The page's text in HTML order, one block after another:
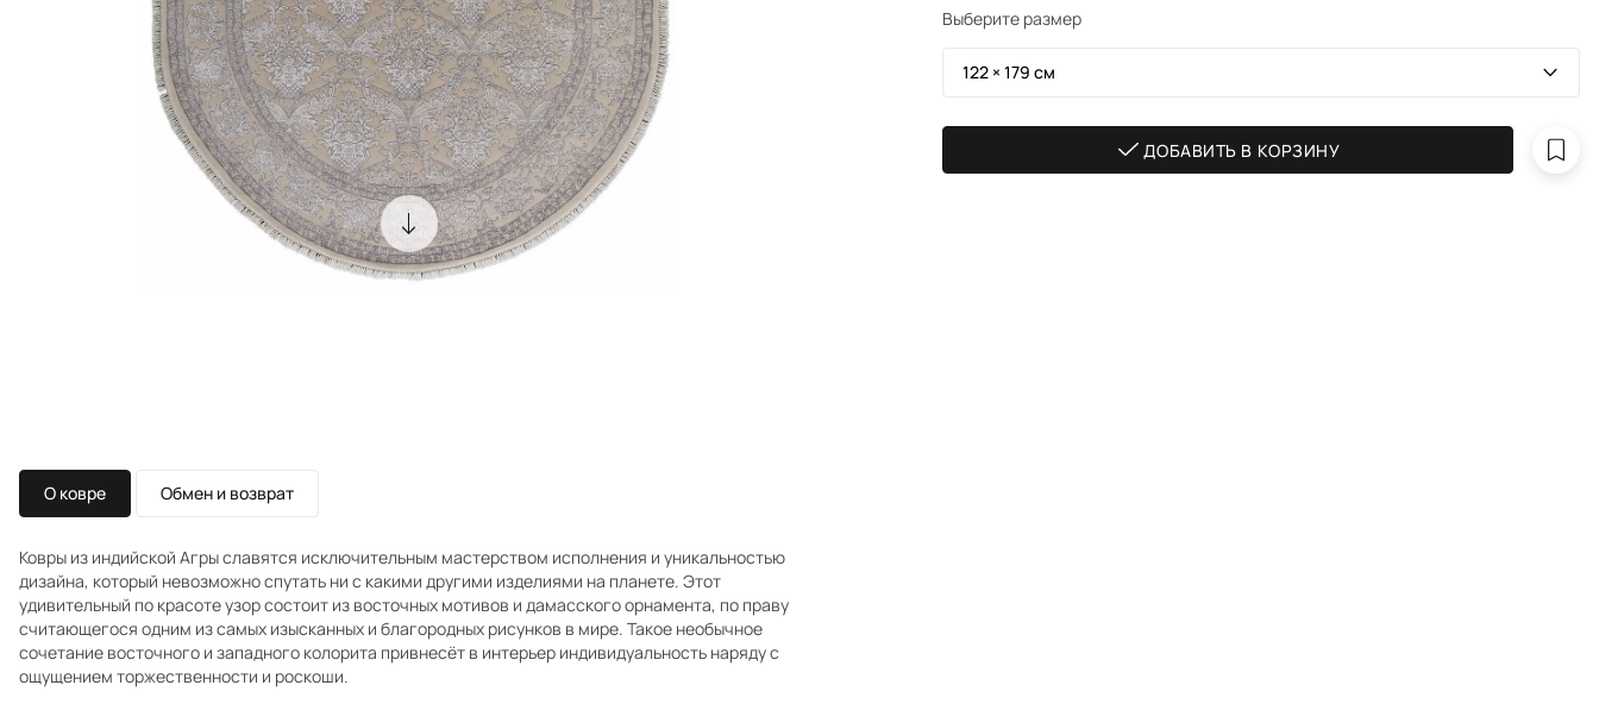
О ковре Обмен и возврат
Ковры из индийской Агры славятся исключительным мастерством исполнения и уникальностью
дизайна, который невозможно спутать ни с какими другими изделиями на планете. Этот
удивительный по красоте узор состоит из восточных мотивов и дамасского орнамента, по праву
считающегося одним из самых изысканных и благородных рисунков в мире. Такое необычное
сочетание восточного и западного колорита привнесёт в интерьер индивидуальность наряду с
ощущением торжественности и роскоши.
Выберите размер
122 × 179 см
ДОБАВИТЬ В КОРЗИНУ